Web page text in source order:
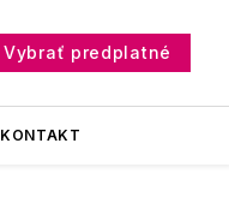
Vybrať predplatné
KONTAKT